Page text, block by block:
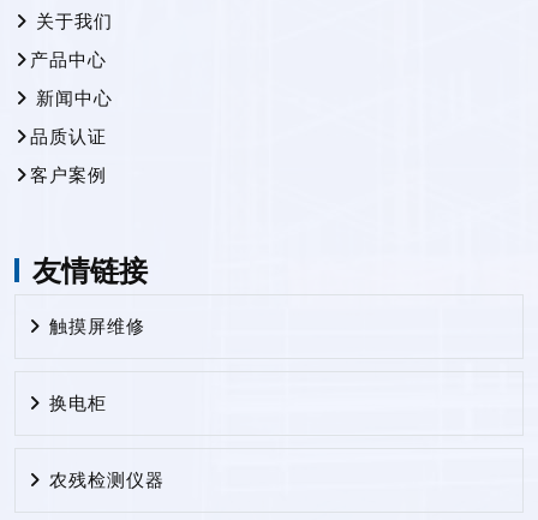
关于我们
产品中心
新闻中心
品质认证
客户案例
友情链接
触摸屏维修
换电柜
农残检测仪器